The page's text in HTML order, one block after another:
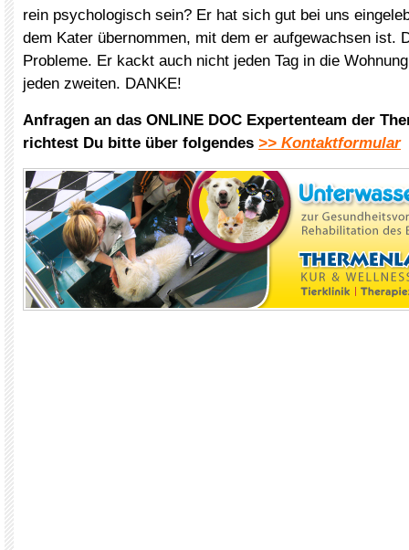
rein psychologisch sein? Er hat sich gut bei uns
dem Kater übernommen, mit dem er aufgewachsen ist.
Probleme. Er kackt auch nicht jeden Tag in die
jeden zweiten. DANKE!
Anfragen an das ONLINE DOC Expertenteam der
richtest Du bitte über folgendes >> Kontaktformular